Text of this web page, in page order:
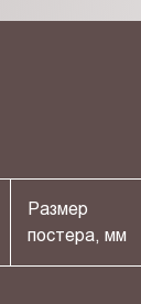
Размер
постера, мм